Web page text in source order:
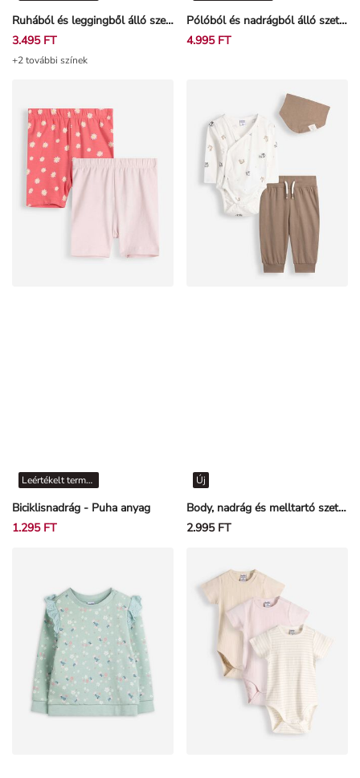
Ruhából és leggingből álló szett - Muszlin - Rózsaszín
3.495 FT
+2 további színek
Pólóból és nadrágból álló szett - Twill - Bézs
4.995 FT
Biciklisnadrág - Puha anyag
Leértékelt termékek
1.295 FT
Body, nadrág és melltartó szett - Pamut - Törtfehér
Új
2.995 FT